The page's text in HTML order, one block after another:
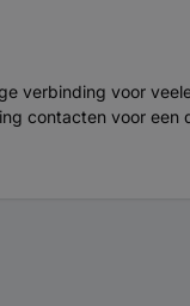
verbinding voor
contacten voor een